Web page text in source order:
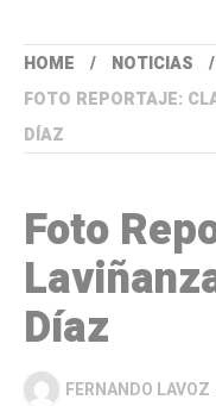
HOME
NOTICIAS
FOTO REPORTAJE:
DÍAZ
Foto
Díaz
FERNANDO LAVOZ